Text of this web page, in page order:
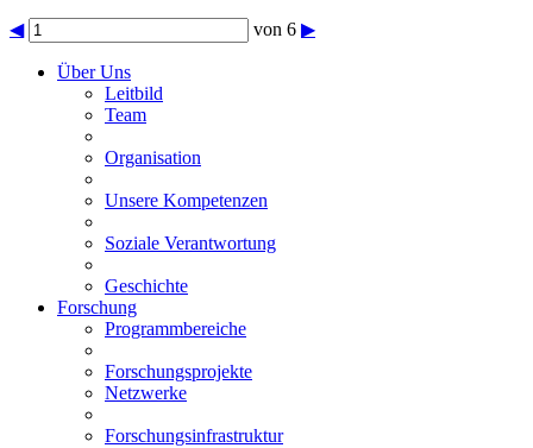
◀ von 6 ▶
Über Uns
Leitbild
Team
Organisation
Unsere Kompetenzen
Soziale Verantwortung
Geschichte
Forschung
Programmbereiche
Forschungsprojekte
Netzwerke
Forschungsinfrastruktur